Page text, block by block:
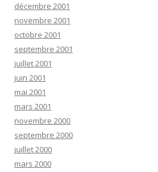
décembre 2001
novembre 2001
octobre 2001
septembre 2001
juillet 2001
juin 2001
mai 2001
mars 2001
novembre 2000
septembre 2000
juillet 2000
mars 2000